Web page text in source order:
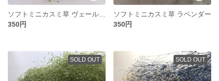
350円
ソフトミニカスミ草 ラベンダー
350円
SOLD OUT SOLD OUT